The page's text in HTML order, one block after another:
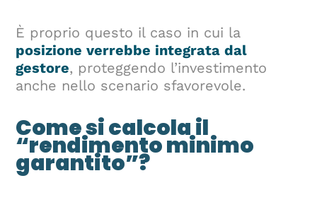
È proprio questo il caso in cui la
posizione verrebbe integrata dal
gestore, proteggendo l’investimento
anche nello scenario sfavorevole.
Come si calcola il
“rendimento minimo
garantito”?